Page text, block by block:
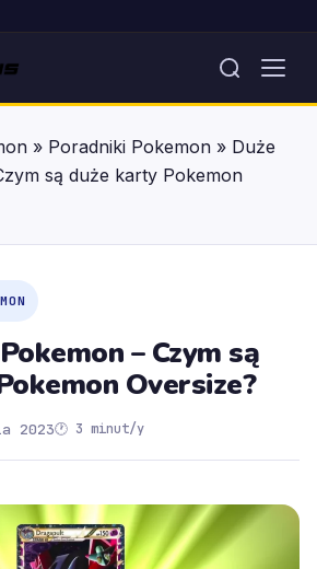
» Poradniki Pokemon » Duże
są duże karty Pokemon
– Czym są
Oversize?
2023🕐 3 minut/y